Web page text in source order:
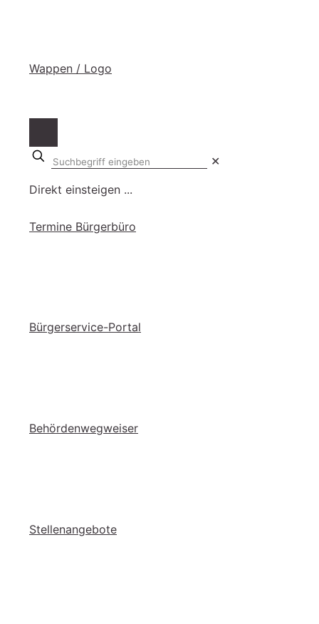
Suchbegriff
eingeben
✕
Direkt einsteigen ...
Ter­mi­ne Bür­ger­bü­ro
Bür­ger­ser­vice-Por­tal
Be­hör­den­weg­wei­ser
Stel­len­an­ge­bo­te